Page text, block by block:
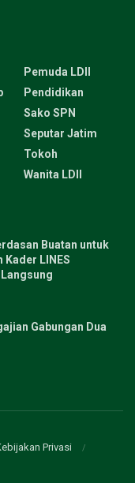
Pemuda LDII
Pendidikan
Sako SPN
Seputar Jatim
Tokoh
Wanita LDII
Buatan untuk
Kader LINES
Gabungan Dua
Privasi